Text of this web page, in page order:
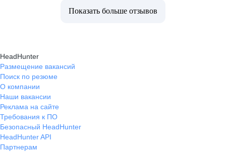
Показать больше отзывов
HeadHunter
Размещение вакансий
Поиск по резюме
О компании
Наши вакансии
Реклама на сайте
Требования к ПО
Безопасный HeadHunter
HeadHunter API
Партнерам